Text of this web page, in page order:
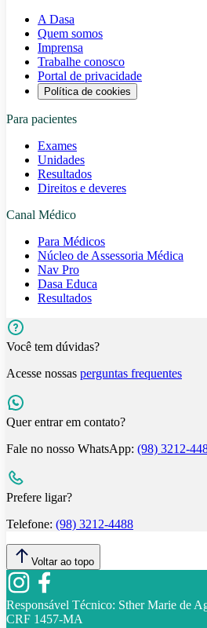
A Dasa
Quem somos
Imprensa
Trabalhe conosco
Portal de privacidade
Política de cookies
Para pacientes
Exames
Unidades
Resultados
Direitos e deveres
Canal Médico
Para Médicos
Núcleo de Assessoria Médica
Nav Pro
Dasa Educa
Resultados
Você tem dúvidas?
Acesse nossas perguntas frequentes
Quer entrar em contato?
Fale no nosso WhatsApp: (98) 3212-
Prefere ligar?
Telefone: (98) 3212-4488
Voltar ao topo
Responsável Técnico: Sther Marie de
CRF 1457-MA